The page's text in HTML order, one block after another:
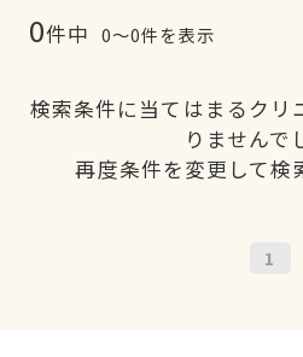
0件中 0〜0件を表示
検索条件に当てはまるクリ
りませんで
再度条件を変更して検
1